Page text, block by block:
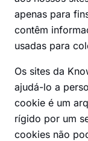
apenas para
contêm
usadas para
Os sites da
ajudá-lo a
cookie é um
rígido por um
cookies não